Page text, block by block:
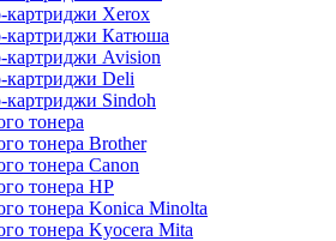
картриджи Xerox
картриджи Катюша
картриджи Avision
картриджи Deli
Sindoh
тонера
тонера Brother
тонера Canon
тонера HP
тонера Konica Minolta
тонера Kyocera Mita